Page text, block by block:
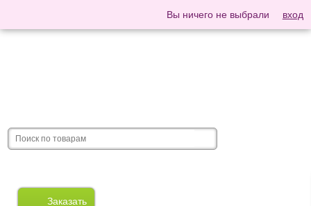
Вы ничего не выбрали вход
Заказать